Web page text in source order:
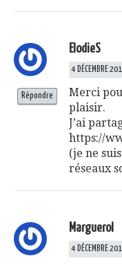
ElodieS
4 DÉCEMBRE
Merci
plaisir.
J’ai
https://
(je ne
réseaux
Répondre
Marguerol
4 DÉCEMBRE